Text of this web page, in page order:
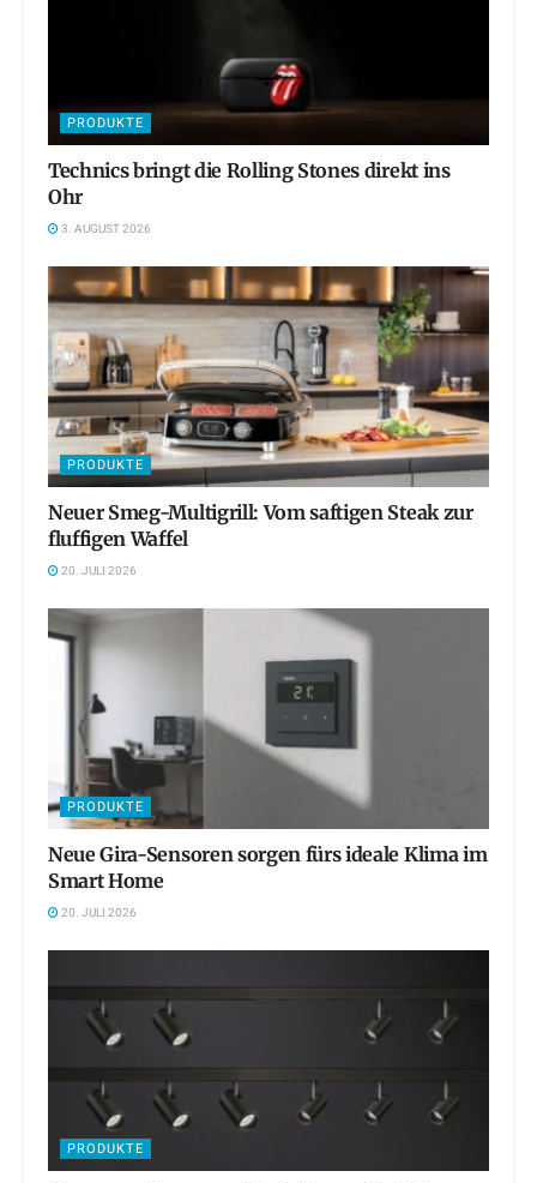
PRODUKTE
Technics bringt die Rolling Stones direkt ins
Ohr
3. AUGUST 2026
PRODUKTE
Neuer Smeg-Multigrill: Vom saftigen Steak zur
fluffigen Waffel
20. JULI 2026
PRODUKTE
Neue Gira-Sensoren sorgen fürs ideale Klima im
Smart Home
20. JULI 2026
PRODUKTE